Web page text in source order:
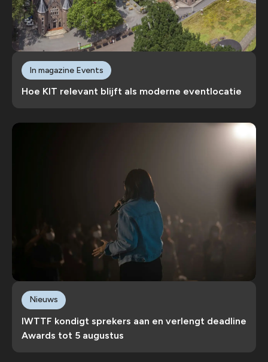
Hoe KIT relevant blijft als moderne eventlocatie
In magazine Events
IWTTF kondigt sprekers aan en verlengt deadline
Awards tot 5 augustus
Nieuws